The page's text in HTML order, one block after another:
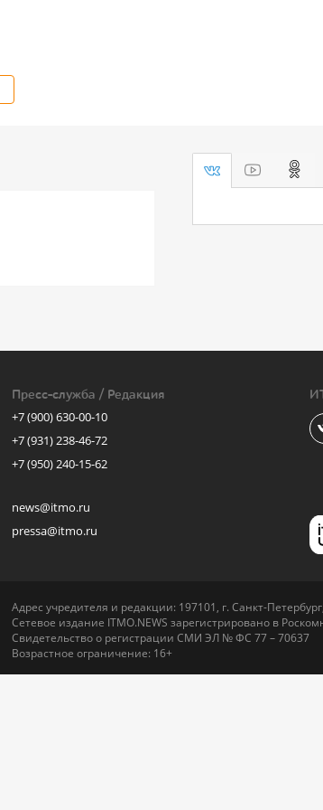
Пресс-служба / Редакция
+7 (900) 630-00-10
+7 (931) 238-46-72
+7 (950) 240-15-62
news@itmo.ru
pressa@itmo.ru
Адрес учредителя и редакции: 197101, г. Санкт-
Сетевое издание ITMO.NEWS зарегистрировано в
Свидетельство о регистрации СМИ ЭЛ № ФС 77 – 70637
Возрастное ограничение: 16+